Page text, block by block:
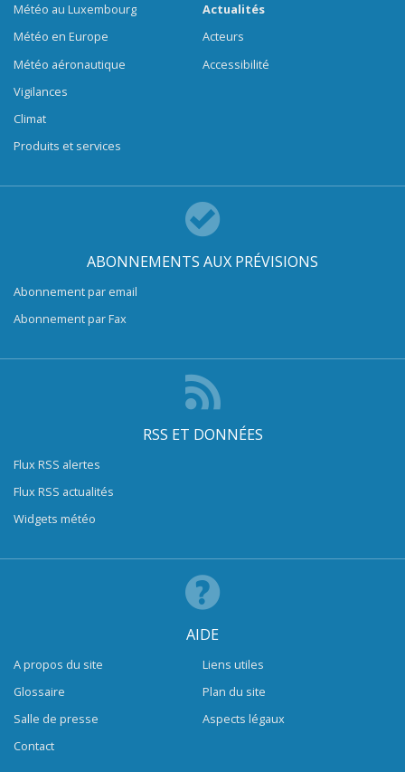
Météo au Luxembourg
Météo en Europe
Météo aéronautique
Vigilances
Climat
Produits et services
Actualités
Acteurs
Accessibilité
ABONNEMENTS AUX PRÉVISIONS
Abonnement par email
Abonnement par Fax
RSS ET DONNÉES
Flux RSS alertes
Flux RSS actualités
Widgets météo
AIDE
A propos du site
Glossaire
Salle de presse
Contact
Liens utiles
Plan du site
Aspects légaux